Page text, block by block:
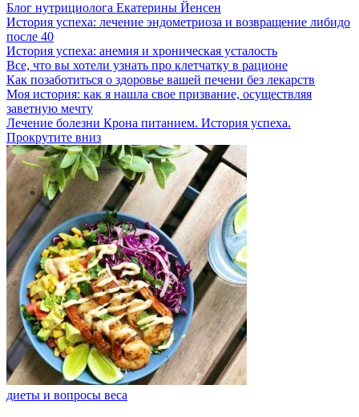
Блог нутрициолога Екатерины Йенсен
История успеха: лечение эндометриоза и возвращение либидо
после 40
История успеха: анемия и хроническая усталость
Все, что вы хотели узнать про клетчатку в рационе
Как позаботиться о здоровье вашей печени без лекарств
Моя история: как я нашла свое призвание, осуществляя
заветную мечту
Лечение болезни Крона питанием. История успеха.
Прокрутите вниз
диеты и вопросы веса